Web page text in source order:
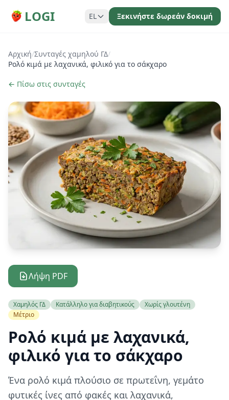
LOGI EL Ξεκινήστε δωρεάν δοκιμή
Αρχική/Συνταγές χαμηλού ΓΔ/
Ρολό κιμά με λαχανικά, φιλικό για το σάκχαρο
← Πίσω στις συνταγές
Λήψη PDF
Χαμηλός ΓΔ Κατάλληλο για διαβητικούς
Χωρίς γλουτένη
Μέτριο
Ρολό κιμά με λαχανικά,
φιλικό για το σάκχαρο
Ένα ρολό κιμά πλούσιο σε πρωτεΐνη, γεμάτο
φυτικές ίνες από φακές και λαχανικά,